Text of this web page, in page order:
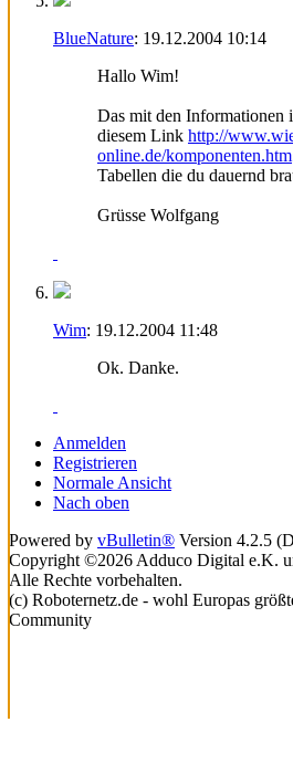
BlueNature: 19.12.2004 10:14
Hallo Wim!
Das mit den Informationen
diesem Link http://
online.de/komponenten.htm
Tabellen die du dauernd
Grüsse Wolfgang
Wim: 19.12.2004 11:48
Ok. Danke.
Anmelden
Registrieren
Normale Ansicht
Nach oben
Powered by vBulletin® Version 4.2.5
Copyright ©2026 Adduco Digital e.K.
Alle Rechte vorbehalten.
(c) Roboternetz.de - wohl Europas
Community